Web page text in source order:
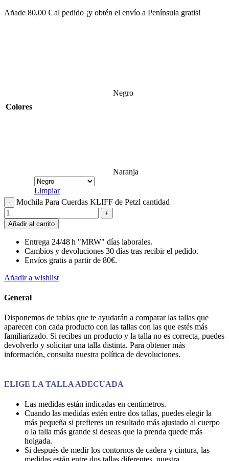
Añade 80,00 € al pedido ¡y obtén el envío a Península gratis!
Colores
Negro
Naranja
Limpiar
Mochila Para Cuerdas KLIFF de Petzl cantidad
Añadir al carrito
Entrega 24/48 h "MRW" días laborales.
Cambios y devoluciones 30 días tras recibir el pedido.
Envíos gratis a partir de 80€.
Añadir a wishlist
General
Disponemos de tablas que te ayudarán a comparar las tallas que
aparecen con cada producto con las tallas con las que estés más
familiarizado. Si recibes un producto y la talla no es correcta, puedes
devolverlo y solicitar una talla distinta. Para obtener más
información, consulta nuestra política de devoluciones.
ELIGE LA TALLA ADECUADA
Las medidas están indicadas en centímetros.
Cuando las medidas estén entre dos tallas, puedes elegir la
más pequeña si prefieres un resultado más ajustado al cuerpo
o la talla más grande si deseas que la prenda quede más
holgada.
Si después de medir los contornos de cadera y cintura, las
medidas están entre dos tallas diferentes, nuestra